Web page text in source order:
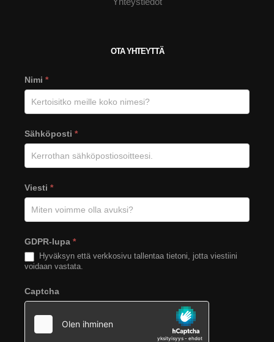
OTA YHTEYTTÄ
Viesti
Tähkän
verkkosivuilta
Nimi *
Sähköposti *
Viesti *
GDPR-lupa *
voidaan vastata.
Captcha